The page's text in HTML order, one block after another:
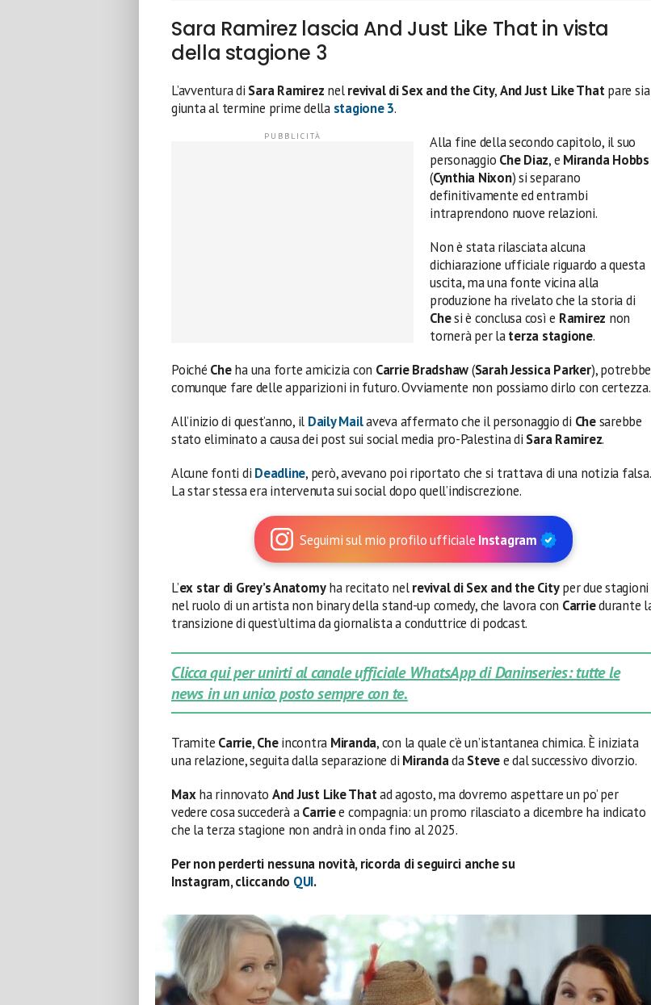
Sara Ramirez lascia And Just Like That in vista
della stagione 3
L’avventura di Sara Ramirez nelrevival di Sex and the City,And Just Like Thatpare sia
giunta al termine prime della stagione 3.
Alla fine della secondo capitolo, il suo
personaggio Che Diaz, e Miranda Hobbs
(Cynthia Nixon) si separano
definitivamente ed entrambi
intraprendono nuove relazioni.
Non è stata rilasciata alcuna
dichiarazione ufficiale riguardo a questa
uscita, ma una fonte vicina alla
produzione ha rivelato che la storia di
Chesi è conclusa così e Ramirez non
tornerà per laterza stagione.
Poiché Cheha una forte amicizia con Carrie Bradshaw(Sarah Jessica Parker), potrebbe
comunque fare delle apparizioni in futuro. Ovviamente non possiamo dirlo con certezza.
All’inizio di quest’anno, il Daily Mailaveva affermato che il personaggio di Chesarebbe
stato eliminato a causa dei post sui social media pro-Palestina di Sara Ramirez.
Alcune fonti di Deadline, però, avevano poi riportato che si trattava di una notizia falsa.
La star stessa era intervenuta sui social dopo quell’indiscrezione.
Seguimi sul mio profilo ufficiale Instagram
L’ex star di Grey’s Anatomyha recitato nelrevival di Sex and the Cityper due stagioni
nel ruolo di un artista non binary della stand-up comedy, che lavora con Carriedurante
transizione di quest’ultima da giornalista a conduttrice di podcast.
Clicca qui per unirti al canale ufficiale WhatsApp di Daninseries: tutte le
news in un unico posto sempre con te.
Tramite Carrie,Cheincontra Miranda, con la quale c’è un’istantanea chimica. È iniziata
una relazione, seguita dalla separazione di MirandadaStevee dal successivo divorzio.
Maxha rinnovato And Just Like Thatad agosto, ma dovremo aspettare un po’ per
vedere cosa succederà aCarriee compagnia: un promo rilasciato a dicembre ha indicato
che la terza stagione non andrà in onda fino al 2025.
Per non perderti nessuna novità, ricorda di seguirci anche su
Instagram, cliccando QUI.